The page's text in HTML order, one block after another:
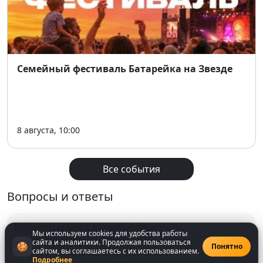
Семейный фестиваль Батарейка на Звезде
8 августа, 10:00
Все события
Вопросы и ответы
Вопросы могут задавать только
зарегистрированнныепользователи
🍪
Мы используем cookies для удобства работы
сайта и аналитики. Продолжая пользоваться
сайтом, вы соглашаетесь с их использованием.
Подробнее
Понятно